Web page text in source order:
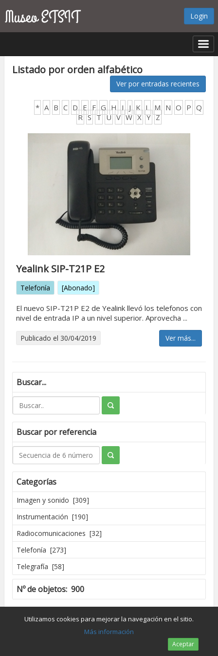
Login
Listado por orden alfabético
Ver por entradas recientes
* A B C D E F G H I J K L M N O P Q
R S T U V W X Y Z
Yealink SIP-T21P E2
Telefonía [Abonado]
El nuevo SIP-T21P E2 de Yealink llevó los telefonos con
nivel de entrada IP a un nivel superior. Aprovecha ...
Publicado el 30/04/2019 Ver más...
Buscar...
Buscar por referencia
Categorías
Imagen y sonido [309]
Instrumentación [190]
Radiocomunicaciones [32]
Telefonía [273]
Telegrafía [58]
Nº de objetos: 900
Creado por José Madrid [2016]
Dpto. de Conservación y Restauración de Bienes Culturales - UPV
Utilizamos cookies para mejorar la navegación en el sitio.
Más información
Aceptar